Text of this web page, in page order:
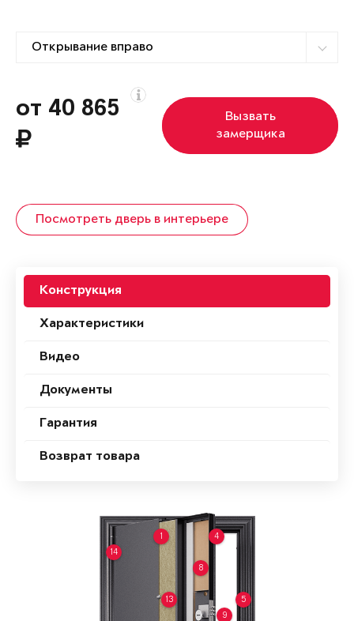
от 40 865
Вызвать
замерщика
Посмотреть дверь в интерьере
Конструкция
Характеристики
Видео
Документы
Гарантия
Возврат товара
1 4
5
8
9
13
14